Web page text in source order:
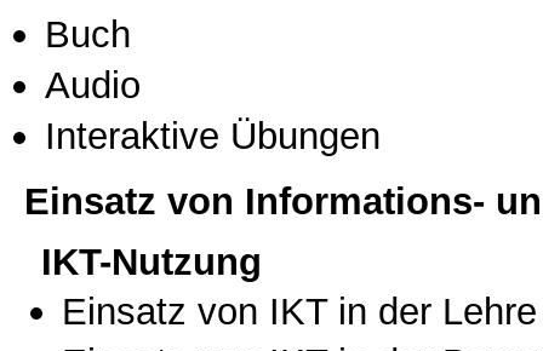
Buch
Audio
Interaktive Übungen
Einsatz von Informations-
IKT-Nutzung
Einsatz von IKT in der Lehre